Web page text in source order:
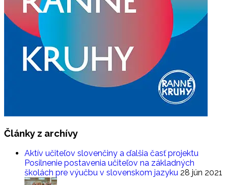
Články z archívy
Aktív učiteľov slovenčiny a ďalšia časť projektu
Posilnenie postavenia učiteľov na základných
školách pre výučbu v slovenskom jazyku 28 jún 2021